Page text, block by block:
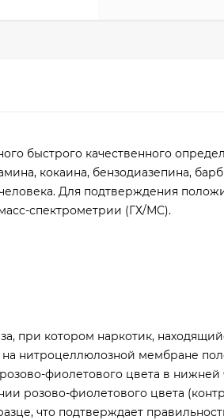
быстрого качественного
кокаина, бензодиазепина,
Для подтверждения
спектрометрии (ГХ/МС).
при котором наркотик,
нитроцеллюлозной мембране
фиолетового цвета в нижней
розово-фиолетового цвета
что подтверждает